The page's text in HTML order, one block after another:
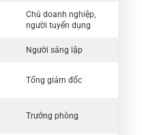
Chủ doanh nghiệp,
người tuyển dụng
Người sáng lập
Tổng giám đốc
Trưởng phòng